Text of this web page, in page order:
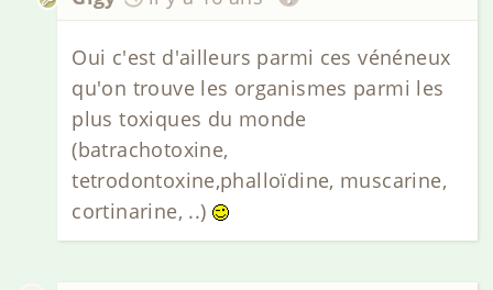
Oui c'est d'ailleurs parmi ces vénéneux
qu'on trouve les organismes parmi les
plus toxiques du monde
(batrachotoxine,
tetrodontoxine,phalloïdine, muscarine,
cortinarine, ..)